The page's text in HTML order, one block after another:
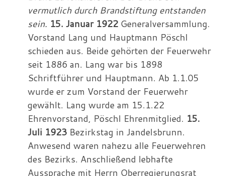
vermutlich durch Brandstiftung entstanden
sein. 15. Januar 1922 Generalversammlung.
Vorstand Lang und Hauptmann Pöschl
schieden aus. Beide gehörten der Feuerwehr
seit 1886 an. Lang war bis 1898
Schriftführer und Hauptmann. Ab 1.1.05
wurde er zum Vorstand der Feuerwehr
gewählt. Lang wurde am 15.1.22
Ehrenvorstand, Pöschl Ehrenmitglied. 15.
Juli 1923 Bezirkstag in Jandelsbrunn.
Anwesend waren nahezu alle Feuerwehren
des Bezirks. Anschließend lebhafte
Aussprache mit Herrn Oberregierungsrat